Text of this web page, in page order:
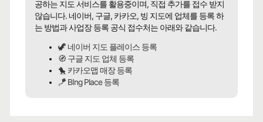
공하는 지도 서비스를 활용중이며, 직접 추가를 접수 받지
않습니다. 네이버, 구글, 카카오, 빙 지도에 업체를 등록 하
는 방법과 사업장 등록 공식 접수처는 아래와 같습니다.
🦖 네이버 지도 플레이스 등록
🧭 구글 지도 업체 등록
🐤 카카오맵 매장 등록
🪁 BIng Place 등록